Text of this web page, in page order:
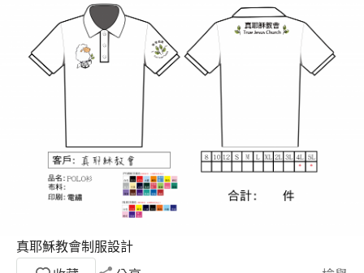
真耶穌教會制服設計